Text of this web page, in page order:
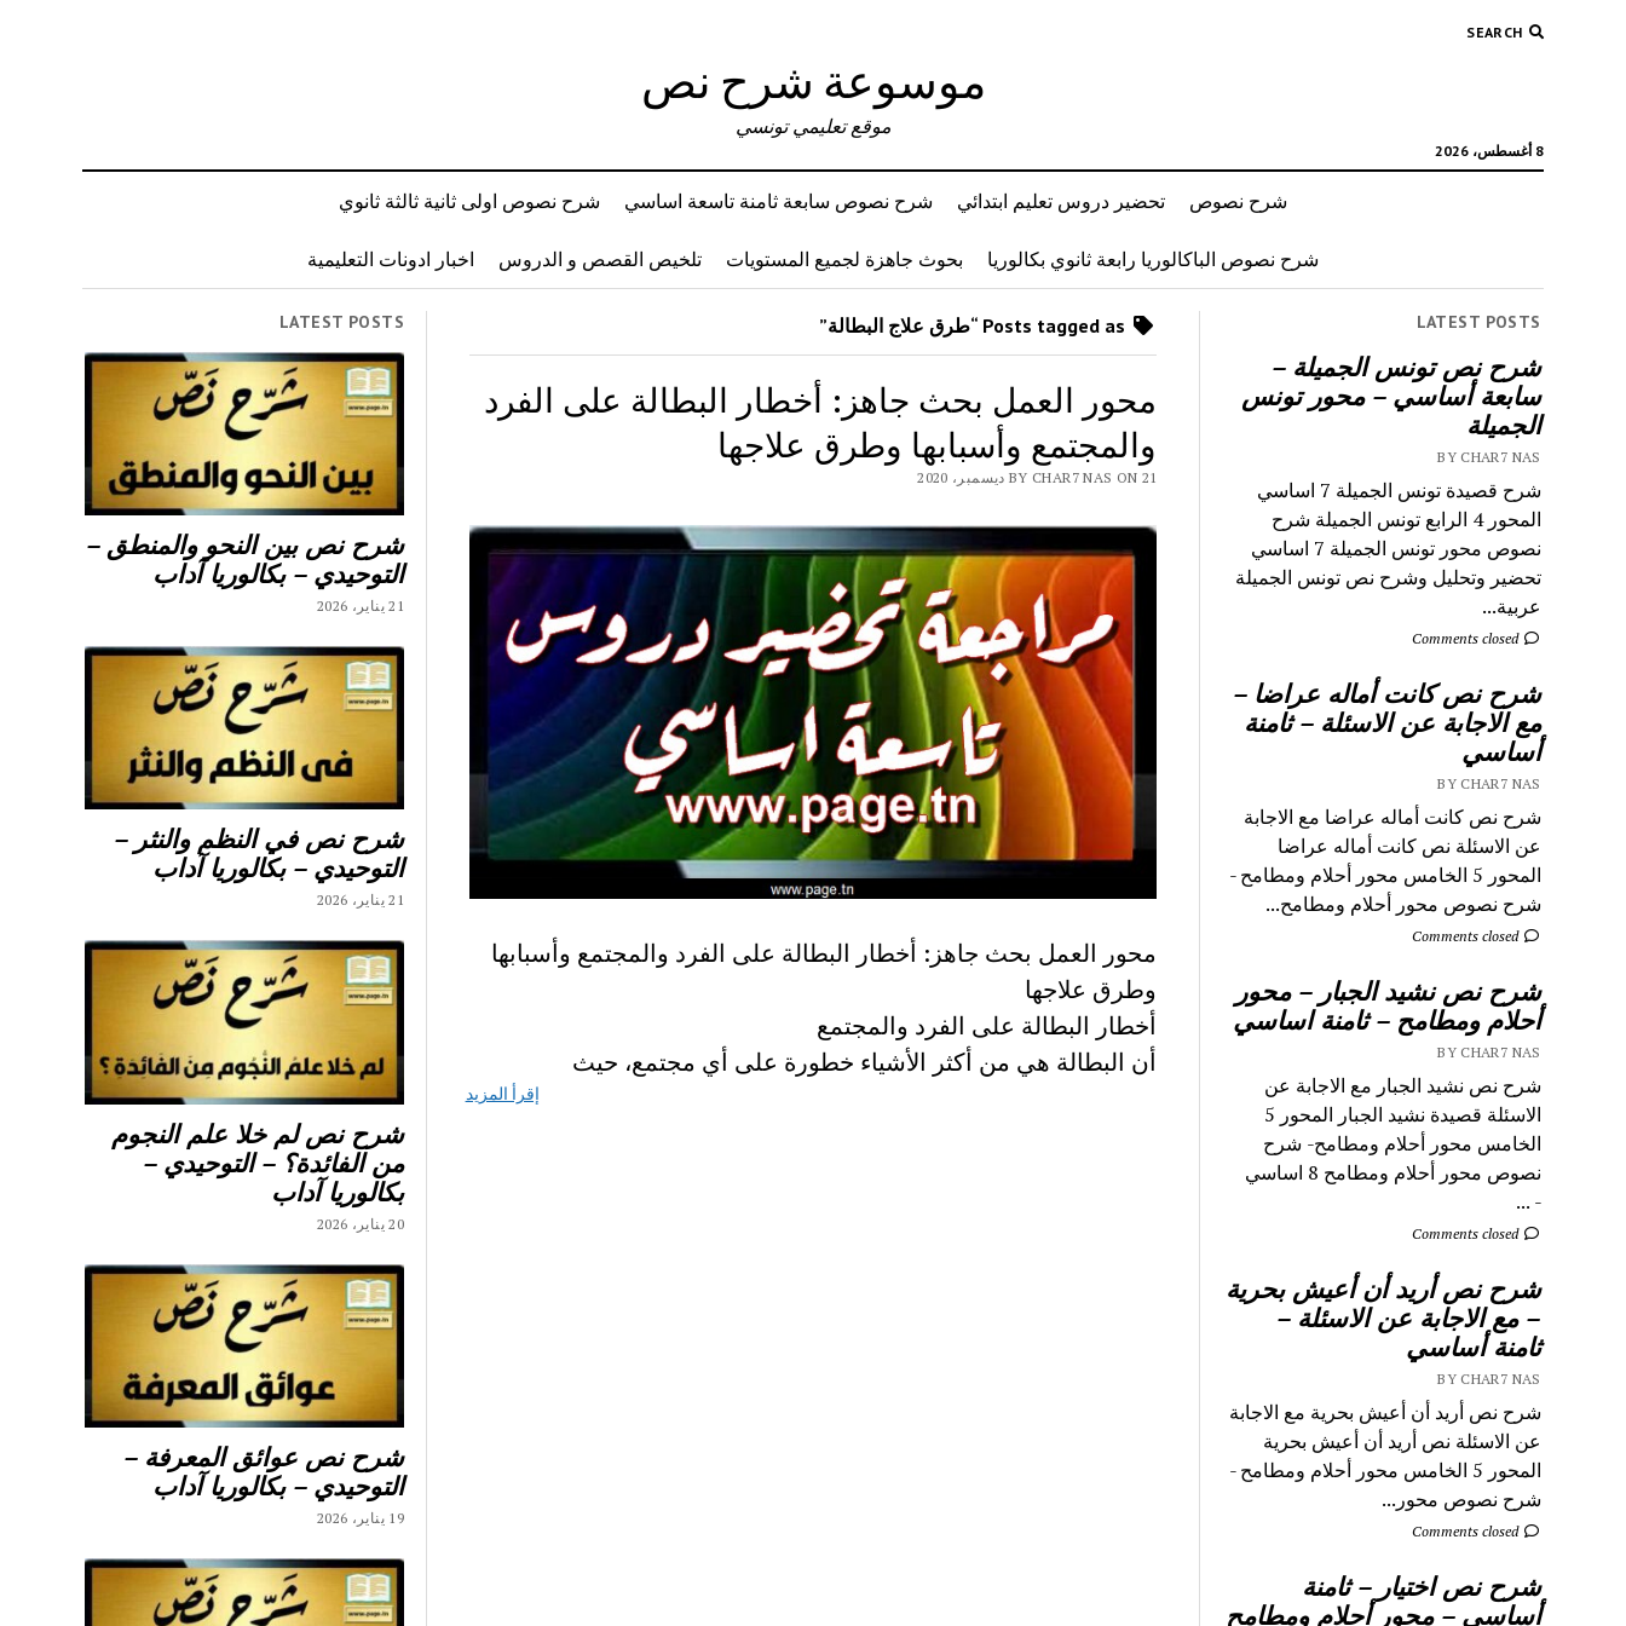
SEARCH
موسوعة شرح نص
8 أغسطس، 2026
موقع تعليمي تونسي
شرح نصوص تحضير دروس تعليم ابتدائي شرح نصوص سابعة ثامنة تاسعة اساسي شرح نصوص اولى ثانية ثالثة ثانوي
شرح نصوص الباكالوريا رابعة ثانوي بكالوريا بحوث جاهزة لجميع المستويات تلخيص القصص و الدروس اخبار ادونات التعليمية
LATEST POSTS
شرح نص تونس الجميلة –
سابعة أساسي – محور تونس
الجميلة
BY CHAR7 NAS
شرح قصيدة تونس الجميلة 7 اساسي
المحور 4 الرابع تونس الجميلة شرح
نصوص محور تونس الجميلة 7 اساسي
تحضير وتحليل وشرح نص تونس الجميلة
عربية...
Comments closed
شرح نص كانت أماله عراضا –
مع الاجابة عن الاسئلة – ثامنة
أساسي
BY CHAR7 NAS
شرح نص كانت أماله عراضا مع الاجابة
عن الاسئلة نص كانت أماله عراضا
المحور 5 الخامس محور أحلام ومطامح -
شرح نصوص محور أحلام ومطامح...
Comments closed
شرح نص نشيد الجبار – محور
أحلام ومطامح – ثامنة اساسي
BY CHAR7 NAS
شرح نص نشيد الجبار مع الاجابة عن
الاسئلة قصيدة نشيد الجبار المحور 5
الخامس محور أحلام ومطامح- شرح
نصوص محور أحلام ومطامح 8 اساسي
- ...
Comments closed
شرح نص أريد أن أعيش بحرية
– مع الاجابة عن الاسئلة –
ثامنة أساسي
BY CHAR7 NAS
شرح نص أريد أن أعيش بحرية مع الاجابة
عن الاسئلة نص أريد أن أعيش بحرية
المحور 5 الخامس محور أحلام ومطامح -
شرح نصوص محور...
Comments closed
شرح نص اختيار – ثامنة
أساسي – محور أحلام ومطامح
محور العمل بحث جاهز: أخطار البطالة على الفرد
والمجتمع وأسبابها وطرق علاجها
BY CHAR7 NAS ON 21 ديسمبر، 2020
محور العمل بحث جاهز: أخطار البطالة على الفرد والمجتمع وأسبابها
وطرق علاجها
أخطار البطالة على الفرد والمجتمع
أن البطالة هي من أكثر الأشياء خطورة على أي مجتمع، حيث
إقرأ المزيد
LATEST POSTS
شرح نص بين النحو والمنطق –
التوحيدي – بكالوريا آداب
21 يناير، 2026
شرح نص في النظم والنثر –
التوحيدي – بكالوريا آداب
21 يناير، 2026
شرح نص لم خلا علم النجوم
من الفائدة؟ – التوحيدي –
بكالوريا آداب
20 يناير، 2026
شرح نص عوائق المعرفة –
التوحيدي – بكالوريا آداب
19 يناير، 2026